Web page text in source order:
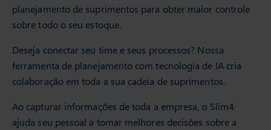
planejamento de suprimentos para obter maior controle
sobre todo o seu estoque.
Deseja conectar seu time e seus processos? Nossa
ferramenta de planejamento com tecnologia de IA cria
colaboração em toda a sua cadeia de suprimentos.
Ao capturar informações de toda a empresa, o Slim4
ajuda seu pessoal a tomar melhores decisões sobre a